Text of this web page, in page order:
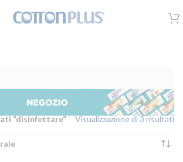
“disinfettare” Visualizzazione di 3 risultati